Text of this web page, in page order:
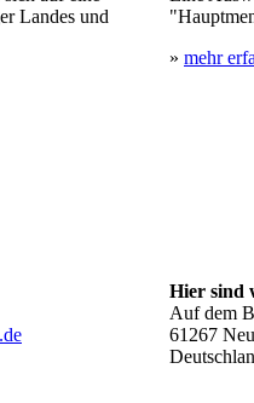
Landes und
» mehr
Hier sind
Auf dem
61267